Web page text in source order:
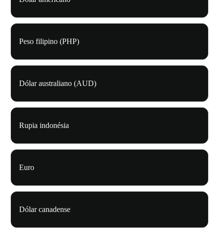
Peso filipino (PHP)
Dólar australiano (AUD)
Rupia indonésia
Euro
Dólar canadense